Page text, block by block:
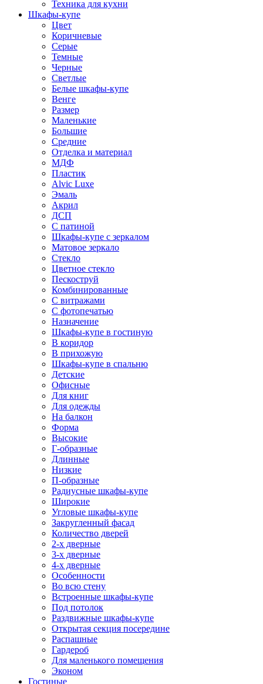
Техника для кухни
Шкафы-купе
Цвет
Коричневые
Серые
Темные
Черные
Светлые
Белые шкафы-купе
Венге
Размер
Маленькие
Большие
Средние
Отделка и материал
МДФ
Пластик
Alvic Luxe
Эмаль
Акрил
ДСП
С патиной
Шкафы-купе с зеркалом
Матовое зеркало
Стекло
Цветное стекло
Пескоструй
Комбинированные
С витражами
С фотопечатью
Назначение
Шкафы-купе в гостиную
В коридор
В прихожую
Шкафы-купе в спальню
Детские
Офисные
Для книг
Для одежды
На балкон
Форма
Высокие
Г-образные
Длинные
Низкие
П-образные
Радиусные шкафы-купе
Широкие
Угловые шкафы-купе
Закругленный фасад
Количество дверей
2-х дверные
3-х дверные
4-х дверные
Особенности
Во всю стену
Встроенные шкафы-купе
Под потолок
Раздвижные шкафы-купе
Открытая секция посередине
Распашные
Гардероб
Для маленького помещения
Эконом
Гостиные